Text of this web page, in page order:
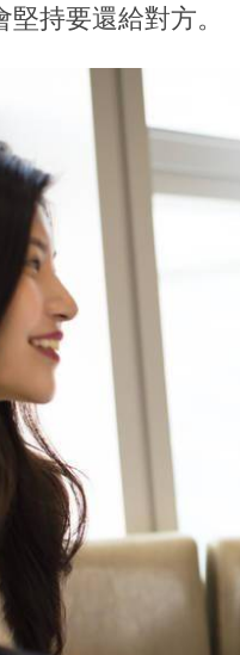
持要還給對方。